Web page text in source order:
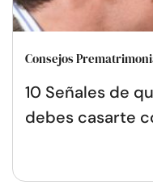
Consejos
10 Señales de
debes casarte